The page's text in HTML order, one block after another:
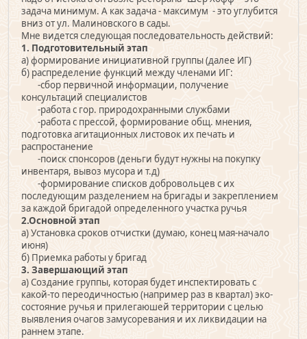
задача минимум. А как задача - максимум - это углубится
вниз от ул. Малиновского в сады.
Мне видется следующая последовательность действий:
1. Подготовительный этап
а) формирование инициативной группы (далее ИГ)
б) распределение функций между членами ИГ:
-сбор первичной информации, получение
консультаций специалистов
-работа с гор. природохранными службами
-работа с прессой, формирование общ. мнения,
подготовка агитационных листовок их печать и
распростанение
-поиск спонсоров (деньги будут нужны на покупку
инвентаря, вывоз мусора и т.д)
-формирование списков добровольцев с их
последующим разделением на бригады и закреплением
за каждой бригадой определенного участка ручья
2.Основной этап
а) Установка сроков отчистки (думаю, конец мая-начало
июня)
б) Приемка работы у бригад
3. Завершающий этап
а) Создание группы, которая будет инспектировать с
какой-то переодичностью (например раз в квартал) эко-
состояние ручья и прилегаюшей территории с целью
выявления очагов замусоревания и их ликвидации на
раннем этапе.